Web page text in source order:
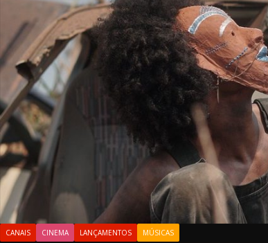
CANAIS CINEMA LANÇAMENTOS MÚSICAS